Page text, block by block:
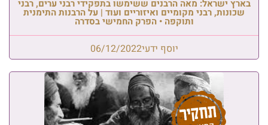
בארץ ישראל: מאה הרבנים ששימשו בתפקידי רבני ערים, רבני
שכונות, רבני מקומיים ואיזוריים ועוד | על הרבנות התימנית
ותוקפה • הפרק החמישי בסדרה
יוסף ידעי06/12/2022